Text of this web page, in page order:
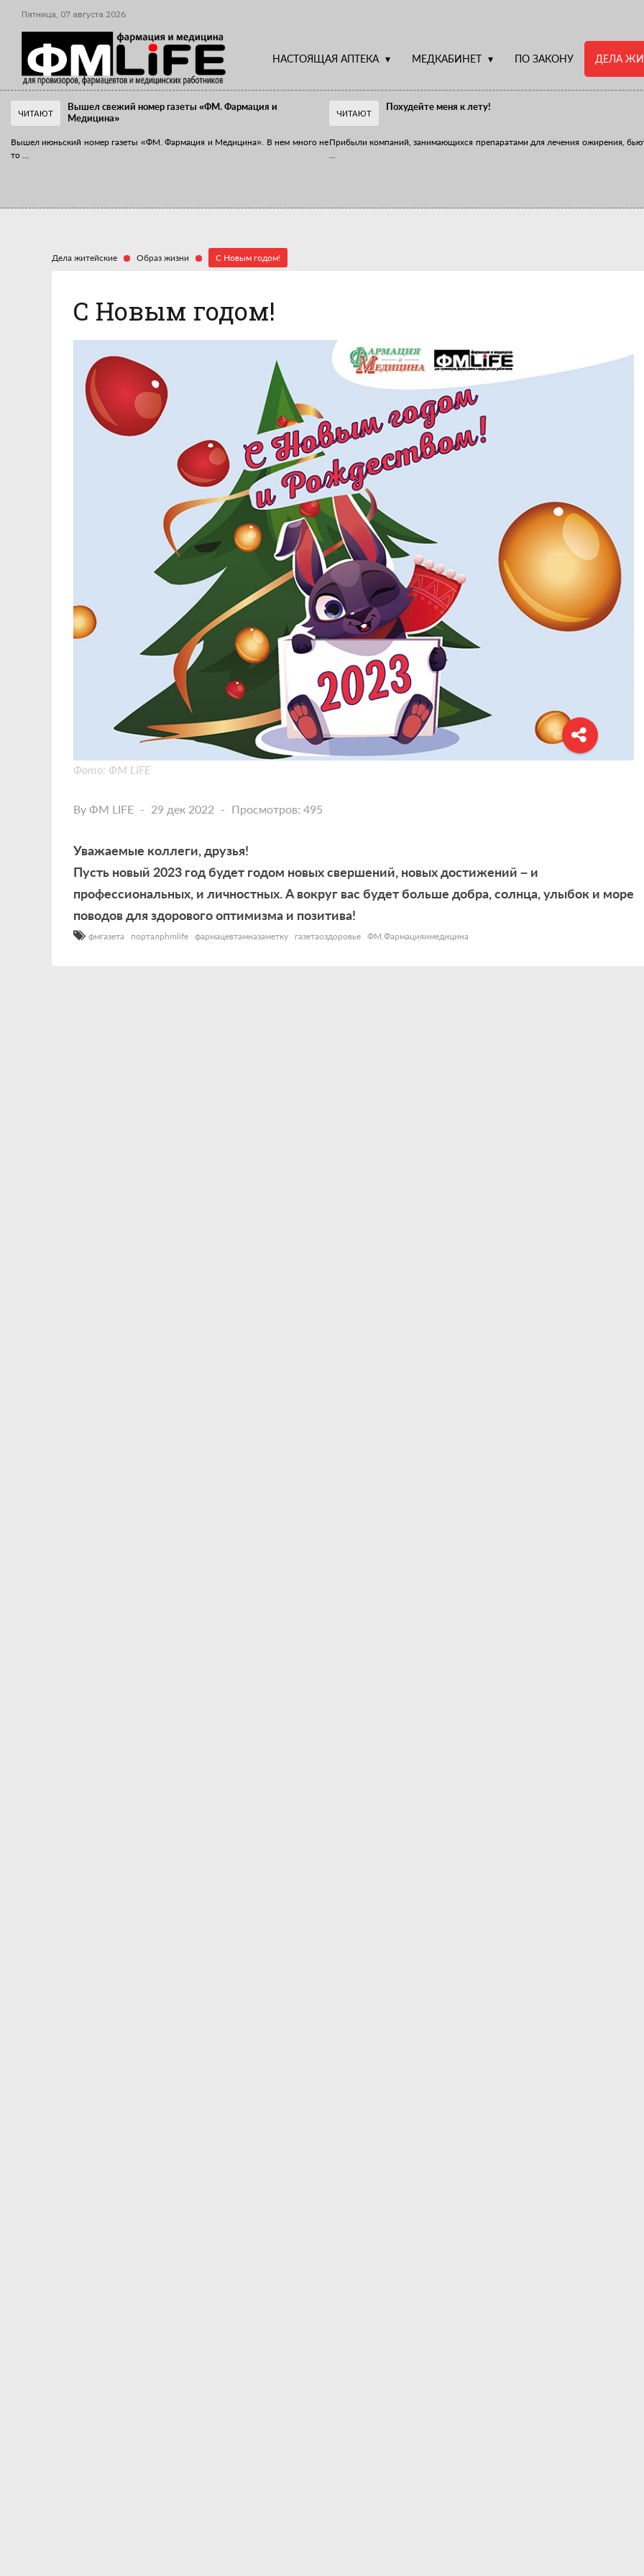
Пятница, 07 августа 2026
НАСТОЯЩАЯ АПТЕКА МЕДКАБИНЕТ ПО ЗАКОНУ ДЕЛА
ЧИТАЮТ
Вышел свежий номер газеты «ФМ. Фармация и
Медицина»
Вышел июньский номер газеты «ФМ. Фармация и Медицина». В нем много не
то
ЧИТАЮТ
Похудейте меня к лету!
Прибыли компаний, занимающихся препаратами для лечения ожирения,
Дела житейские Образ жизни С Новым годом!
С Новым годом!
Фото: ФМ LIFE
By ФМ LIFE 29 дек 2022 Просмотров: 495
Уважаемые коллеги, друзья!
Пусть новый 2023 год будет годом новых свершений, новых достижений – и
профессиональных, и личностных. А вокруг вас будет больше добра, солнца, улыбок и море
поводов для здорового оптимизма и позитива!
фмгазета порталphmlife фармацевтамназаметку газетаоздоровье ФМ.Фармацияимедицина